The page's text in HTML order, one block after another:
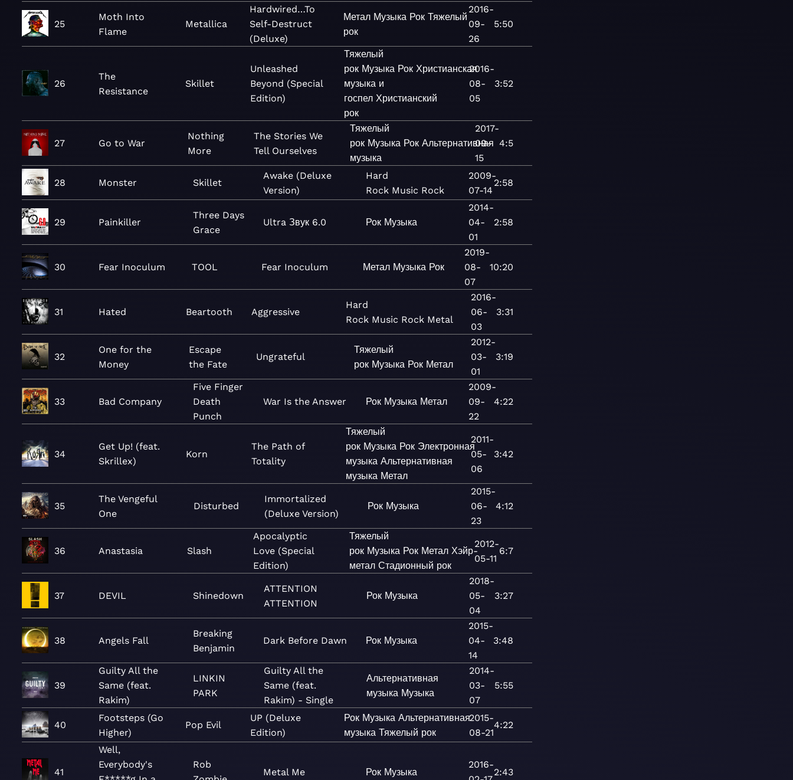
25
Moth Into
Flame
Metallica
Hardwired…To
Self-Destruct
(Deluxe)
Метал Музыка Рок Тяжелый
рок
2016-
09-
26
5:50
26
The
Resistance
Skillet
Unleashed
Beyond (Special
Edition)
Тяжелый
рок Музыка Рок Христианская
музыка и
госпел Христианский
рок
2016-
08-
05
3:52
27 Go to War
Nothing
More
The Stories We
Tell Ourselves
Тяжелый
рок Музыка Рок Альтернативная
музыка
2017-
09-
15
4:5
28 Monster Skillet
Awake (Deluxe
Version)
Hard
Rock Music Rock
2009-
07-14
2:58
29 Painkiller
Three Days
Grace
Ultra Звук 6.0 Рок Музыка
2014-
04-
01
2:58
30 Fear Inoculum TOOL Fear Inoculum Метал Музыка Рок
2019-
08-
07
10:20
31 Hated Beartooth Aggressive
Hard
Rock Music Rock Metal
2016-
06-
03
3:31
32
One for the
Money
Escape
the Fate
Ungrateful
Тяжелый
рок Музыка Рок Метал
2012-
03-
01
3:19
33 Bad Company
Five Finger
Death
Punch
War Is the Answer Рок Музыка Метал
2009-
09-
22
4:22
34
Get Up! (feat.
Skrillex)
Korn
The Path of
Totality
Тяжелый
рок Музыка Рок Электронная
музыка Альтернативная
музыка Метал
2011-
05-
06
3:42
35
The Vengeful
One
Disturbed
Immortalized
(Deluxe Version)
Рок Музыка
2015-
06-
23
4:12
36 Anastasia Slash
Apocalyptic
Love (Special
Edition)
Тяжелый
рок Музыка Рок Метал Хэйр-
метал Стадионный рок
2012-
05-11
6:7
37 DEVIL Shinedown
ATTENTION
ATTENTION
Рок Музыка
2018-
05-
04
3:27
38 Angels Fall
Breaking
Benjamin
Dark Before Dawn Рок Музыка
2015-
04-
14
3:48
39
Guilty All the
Same (feat.
Rakim)
LINKIN
PARK
Guilty All the
Same (feat.
Rakim) - Single
Альтернативная
музыка Музыка
2014-
03-
07
5:55
40
Footsteps (Go
Higher)
Pop Evil
UP (Deluxe
Edition)
Рок Музыка Альтернативная
музыка Тяжелый рок
2015-
08-21
4:22
41
Well,
Everybody's
Rob
Metal Me Рок Музыка
2016-
2:43